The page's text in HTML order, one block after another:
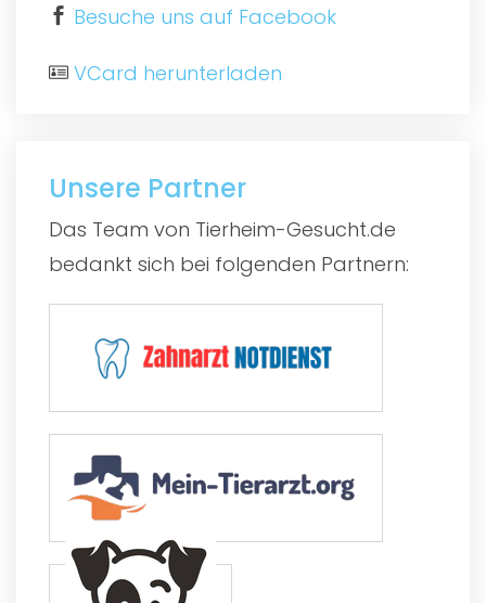
Besuche uns auf Facebook
VCard herunterladen
Unsere Partner
Das Team von Tierheim-Gesucht.de
bedankt sich bei folgenden Partnern: